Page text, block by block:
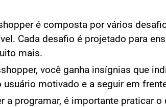
é composta por vários
Cada desafio é projetado para
mais.
você ganha insígnias que
motivado e a seguir em
a programar, é importante praticar o